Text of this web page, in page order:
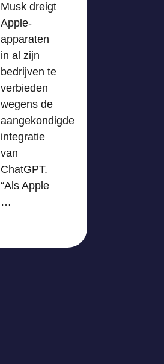
Musk dreigt
Apple-
apparaten
in al zijn
bedrijven te
verbieden
wegens de
aangekondigde
integratie
van
ChatGPT.
“Als Apple
…